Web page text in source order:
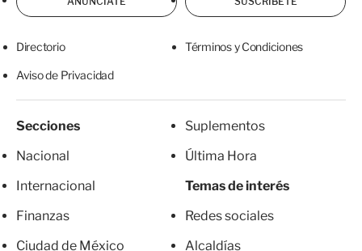
Directorio Términos y Condiciones
Aviso de Privacidad
Secciones
Nacional
Internacional
Finanzas
Ciudad de México
Suplementos
Última Hora
Temas de interés
Redes sociales
Alcaldías